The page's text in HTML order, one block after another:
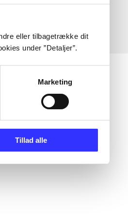
eller tilbagetrække dit
under ”Detaljer”.
Marketing
Tillad alle